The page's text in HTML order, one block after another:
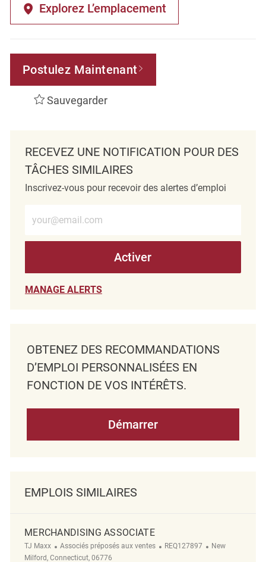
Explorez L’emplacement
Postulez Maintenant
Sauvegarder
RECEVEZ UNE NOTIFICATION POUR DES
TÂCHES SIMILAIRES
Inscrivez-vous pour recevoir des alertes d’emploi
Activer
MANAGE ALERTS
OBTENEZ DES RECOMMANDATIONS
D’EMPLOI PERSONNALISÉES EN
FONCTION DE VOS INTÉRÊTS.
Démarrer
EMPLOIS SIMILAIRES
MERCHANDISING ASSOCIATE
TJ Maxx Catégorie
Associés préposés aux ventes ReqId
REQ127897 Emplacement
New
Milford, Connecticut, 06776